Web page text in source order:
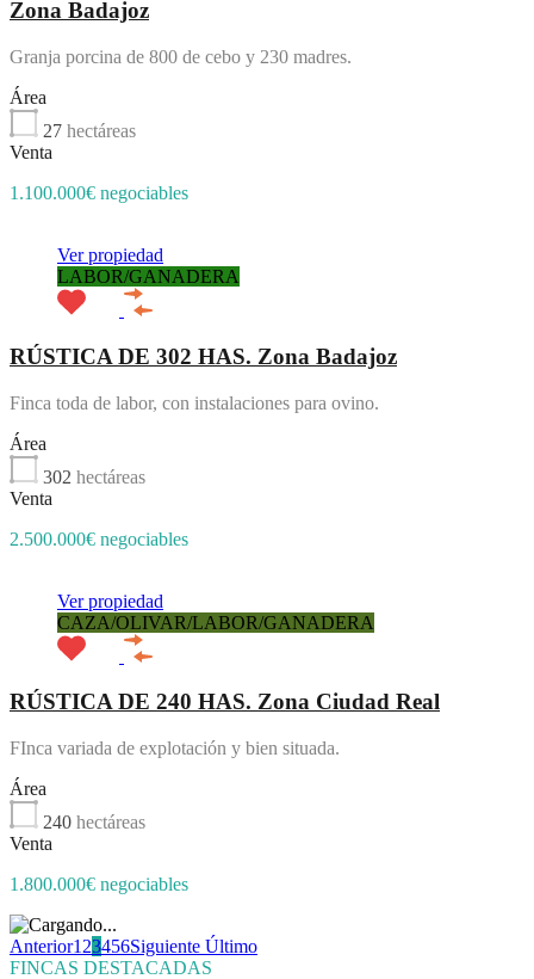
Zona Badajoz
Granja porcina de 800 de cebo y 230 madres.
Área
27 hectáreas
Venta
1.100.000€ negociables
Ver propiedad
LABOR/GANADERA
RÚSTICA DE 302 HAS. Zona Badajoz
Finca toda de labor, con instalaciones para ovino.
Área
302 hectáreas
Venta
2.500.000€ negociables
Ver propiedad
CAZA/OLIVAR/LABOR/GANADERA
RÚSTICA DE 240 HAS. Zona Ciudad Real
FInca variada de explotación y bien situada.
Área
240 hectáreas
Venta
1.800.000€ negociables
Anterior1 23456Siguiente Último
FINCAS DESTACADAS